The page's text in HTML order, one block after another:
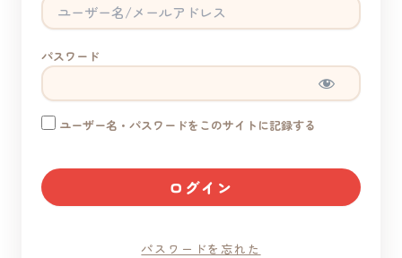
パスワード
ユーザー名・パスワードをこのサイトに記録する
パスワードを忘れた